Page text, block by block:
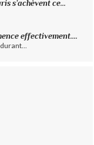
s’achèvent ce...
effectivement....